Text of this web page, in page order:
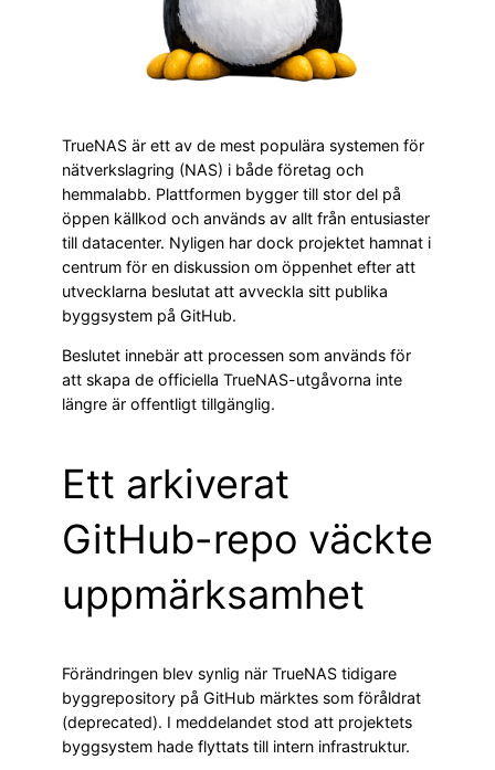
TrueNAS är ett av de mest populära systemen för
nätverkslagring (NAS) i både företag och
hemmalabb. Plattformen bygger till stor del på
öppen källkod och används av allt från entusiaster
till datacenter. Nyligen har dock projektet hamnat i
centrum för en diskussion om öppenhet efter att
utvecklarna beslutat att avveckla sitt publika
byggsystem på GitHub.
Beslutet innebär att processen som används för
att skapa de officiella TrueNAS-utgåvorna inte
längre är offentligt tillgänglig.
Ett arkiverat
GitHub-repo väckte
uppmärksamhet
Förändringen blev synlig när TrueNAS tidigare
byggrepository på GitHub märktes som föråldrat
(deprecated). I meddelandet stod att projektets
byggsystem hade flyttats till intern infrastruktur.